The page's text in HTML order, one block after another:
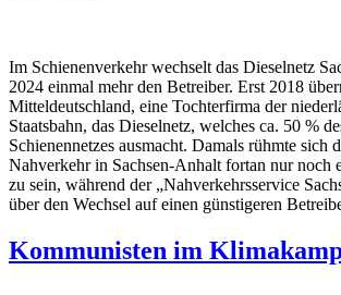
Im Schienenverkehr wechselt das Dieselnetz
2024 einmal mehr den Betreiber. Erst 2018
Mitteldeutschland, eine Tochterfirma der
Staatsbahn, das Dieselnetz, welches ca. 50 %
Schienennetzes ausmacht. Damals rühmte sich
Nahverkehr in Sachsen-Anhalt fortan nur noch
zu sein, während der „Nahverkehrsservice
über den Wechsel auf einen günstigeren
Kommunisten im